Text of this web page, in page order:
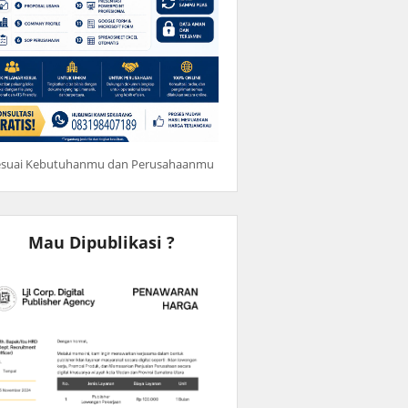
Kebutuhanmu dan Perusahaanmu
Mau Dipublikasi ?